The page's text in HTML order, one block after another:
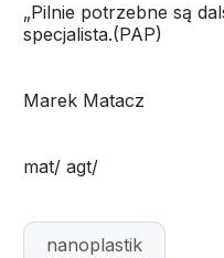
„Pilnie potrzebne są
specjalista.(PAP)
Marek Matacz
mat/ agt/
nanoplastik